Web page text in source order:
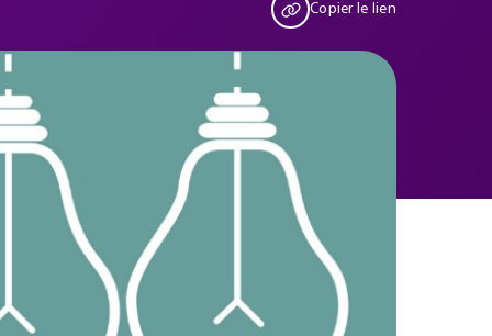
Copier le lien